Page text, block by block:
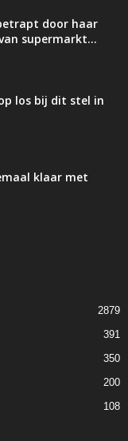
door haar
supermarkt…
los bij dit stel in
klaar met
2879
391
350
200
108